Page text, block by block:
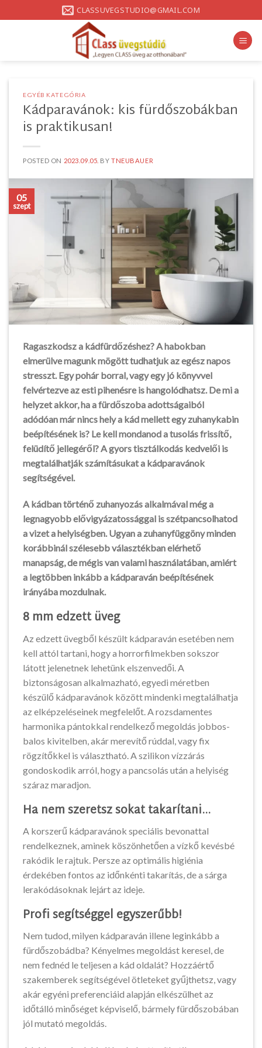
to
CLASSUVEGSTUDIO@GMAIL.COM
EGYÉB KATEGÓRIA
Kádparavánok: kis fürdőszobákban
is praktikusan!
POSTED ON 2023.09.05. BYTNEUBAUER
05
szept
Ragaszkodsz a kádfürdőzéshez? A habokban
elmerülve magunk mögött tudhatjuk az egész napos
stresszt. Egy pohár borral, vagy egy jó könyvvel
felvértezve az esti pihenésre is hangolódhatsz. De mi a
helyzet akkor, ha a fürdőszoba adottságaiból
adódóan már nincs hely a kád mellett egy zuhanykabin
beépítésének is? Le kell mondanod a tusolás frissítő,
felüdítő jellegéről? A gyors tisztálkodás kedvelői is
megtalálhatják számításukat a kádparavánok
segítségével.
A kádban történő zuhanyozás alkalmával még a
legnagyobb elővigyázatossággal is szétpancsolhatod
a vizet a helyiségben. Ugyan a zuhanyfüggöny minden
korábbinál szélesebb választékban elérhető
manapság, de mégis van valami használatában, amiért
a legtöbben inkább a kádparaván beépítésének
irányába mozdulnak.
8 mm edzett üveg
Az edzett üvegből készült kádparaván esetében nem
kell attól tartani, hogy a horrorfilmekben sokszor
látott jelenetnek lehetünk elszenvedői. A
biztonságosan alkalmazható, egyedi méretben
készülő kádparavánok között mindenki megtalálhatja
az elképzeléseinek megfelelőt. A rozsdamentes
harmonika pántokkal rendelkező megoldás jobbos-
balos kivitelben, akár merevítő rúddal, vagy fix
rögzítőkkel is választható. A szilikon vízzárás
gondoskodik arról, hogy a pancsolás után a helyiség
száraz maradjon.
Ha nem szeretsz sokat takarítani…
A korszerű kádparavánok speciális bevonattal
rendelkeznek, aminek köszönhetően a vízkő kevésbé
rakódik le rajtuk. Persze az optimális higiénia
érdekében fontos az időnkénti takarítás, de a sárga
lerakódásoknak lejárt az ideje.
Profi segítséggel egyszerűbb!
Nem tudod, milyen kádparaván illene leginkább a
fürdőszobádba? Kényelmes megoldást keresel, de
nem fednéd le teljesen a kád oldalát? Hozzáértő
szakemberek segítségével ötleteket gyűjthetsz, vagy
akár egyéni preferenciáid alapján elkészülhet az
időtálló minőséget képviselő, bármely fürdőszobában
jól mutató megoldás.